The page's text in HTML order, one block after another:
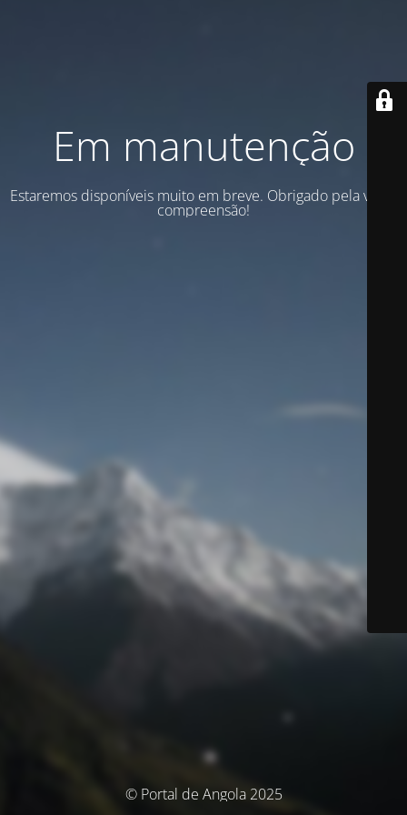
Em manutenção
Estaremos disponíveis muito em breve. Obrigado pela vossa
compreensão!
© Portal de Angola 2025